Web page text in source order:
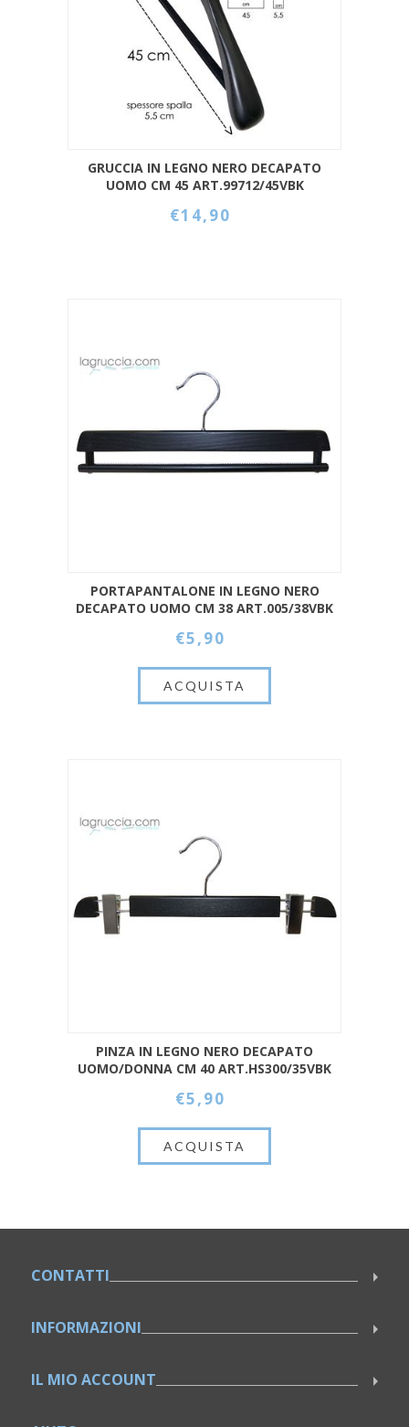
GRUCCIA IN LEGNO NERO DECAPATO
UOMO CM 45 ART.99712/45VBK
€14,90
PORTAPANTALONE IN LEGNO NERO
DECAPATO UOMO CM 38 ART.005/38VBK
€5,90
PINZA IN LEGNO NERO DECAPATO
UOMO/DONNA CM 40 ART.HS300/35VBK
€5,90
CONTATTI
INFORMAZIONI
IL MIO ACCOUNT